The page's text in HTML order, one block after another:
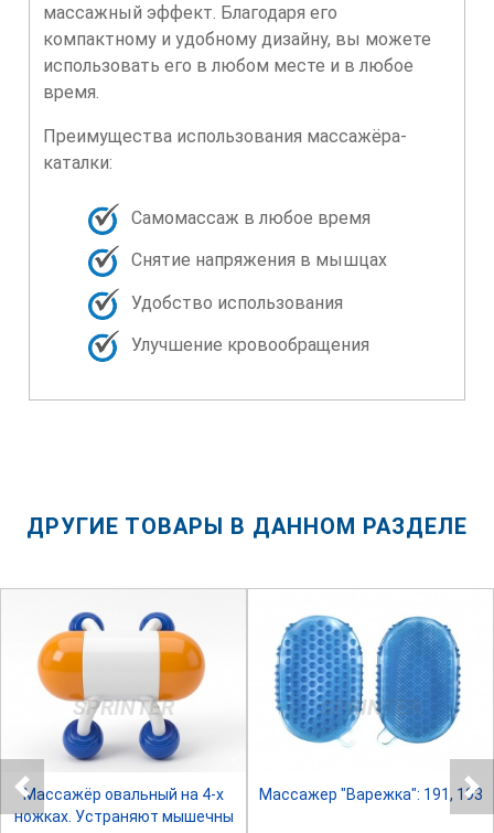
массажный эффект. Благодаря его
компактному и удобному дизайну, вы можете
использовать его в любом месте и в любое
время.
Преимущества использования массажёра-
каталки:
Самомассаж в любое время
Снятие напряжения в мышцах
Удобство использования
Улучшение кровообращения
ДРУГИЕ ТОВАРЫ В ДАННОМ РАЗДЕЛЕ
SPRINTER
Массажёр овальный на 4-х
ножках. Устраняют мышечны
SPRINTER
Массажер "Варежка": 191, 193